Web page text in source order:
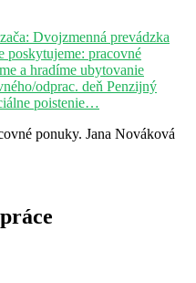
Dvojzmenná prevádzka
poskytujeme: pracovné
a hradíme ubytovanie
odprac. deň Penzijný
poistenie…
ponuky. Jana Nováková